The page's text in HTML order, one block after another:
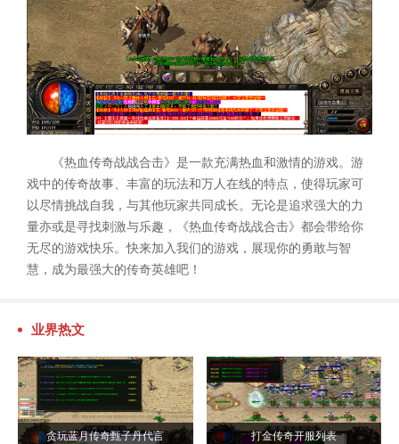
《热血传奇战战合击》是一款充满热血和激情的游戏。游
戏中的传奇故事、丰富的玩法和万人在线的特点，使得玩家可
以尽情挑战自我，与其他玩家共同成长。无论是追求强大的力
量亦或是寻找刺激与乐趣，《热血传奇战战合击》都会带给你
无尽的游戏快乐。快来加入我们的游戏，展现你的勇敢与智
慧，成为最强大的传奇英雄吧！
业界热文
贪玩蓝月传奇甄子丹代言 打金传奇开服列表